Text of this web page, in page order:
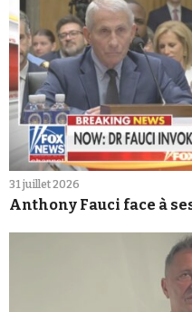
31 juillet 2026
Anthony Fauci face à